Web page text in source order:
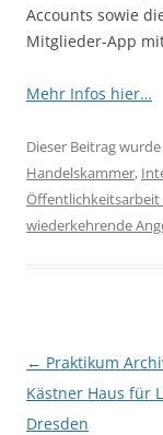
Accounts sowie
Mitglieder-App
Mehr Infos hier…
Dieser Beitrag
Handelskammer,
Öffentlichkeitsarbeit
wiederkehrende
← Praktikum
Kästner Haus für
Dresden